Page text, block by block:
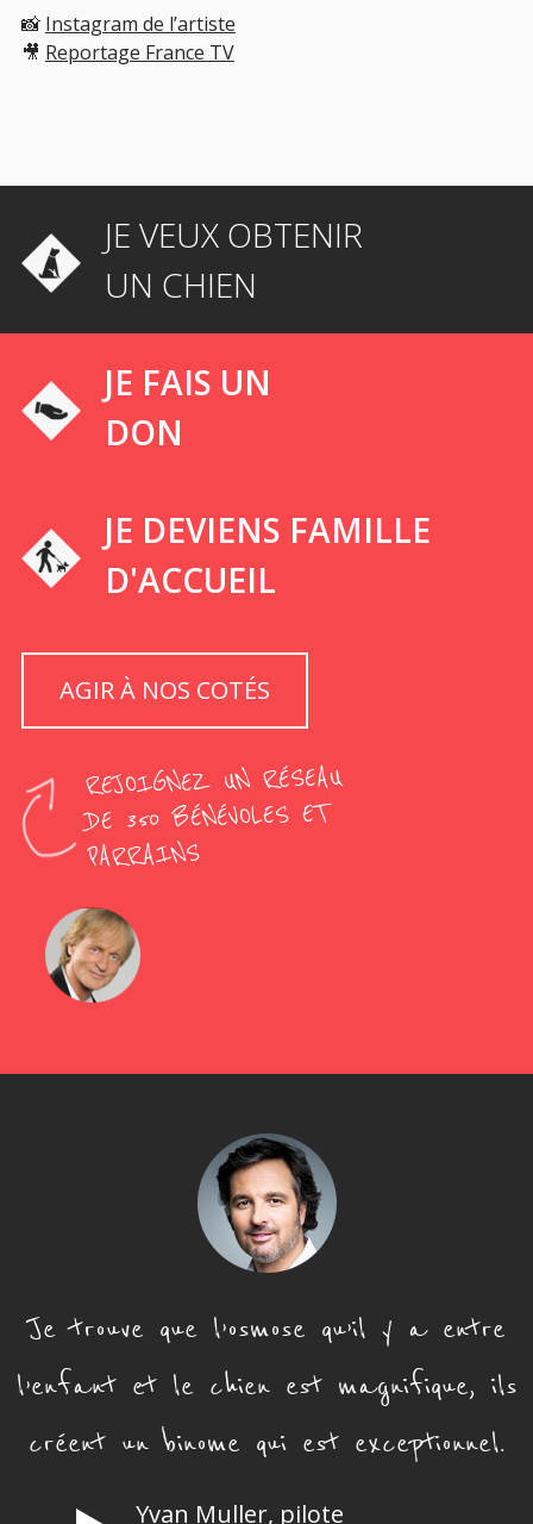
📸 Instagram de l’artiste
🎥 Reportage France TV
JE VEUX OBTENIR
UN CHIEN
JE FAIS UN
DON
JE DEVIENS FAMILLE
D'ACCUEIL
AGIR À NOS COTÉS
REJOIGNEZ UN RÉSEAU
DE 350 BÉNÉVOLES ET
PARRAINS
Je trouve que l’osmose qu’il y a entre
l’enfant et le chien est magnifique, ils
créent un binome qui est exceptionnel.
Yvan Muller, pilote